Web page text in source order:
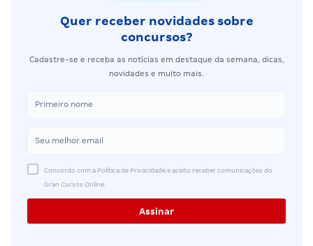
Quer receber novidades sobre
concursos?
Cadastre-se e receba as notícias em destaque da semana, dicas,
novidades e muito mais.
Concordo com a Política de Privacidade e aceito receber comunicações do
Gran Cursos Online.